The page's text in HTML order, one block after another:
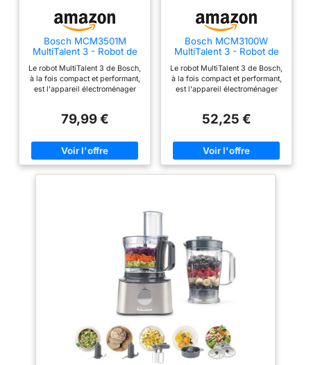
papillon, balance
intégrée, spatule et pieds
antidérapants.
Bosch MCM3501M
MultiTalent 3 - Robot de
Blender
Le robot MultiTalent 3 de Bosch,
à la fois compact et performant,
est l'appareil électroménager
recettes, même les plus
polyvalent : le robot est doté de
plus de 50 fonctions dont
fouetter, mélanger, battre, mixer,
MultiLevel6 doté de 3 doubles
lames La grande capacité du
bol de 2,3 L permet de préparer
jusqu'à 0,8 kg de pâte à gâteau
/ Mini-hachoir avec 4 lames
inox pour hacher des petites
quantités de viande Livraison : 1
x Bosch MultiTalent 3 robot de
cuisine / Robot multifonctions
pour réaliser plus de 50 tâches
différentes / Avec accessoires
de série / Couleur : Noir/Inox
brossé
79,99 €
Bosch MCM3100W
MultiTalent 3 - Robot de
Le robot MultiTalent 3 de Bosch,
à la fois compact et performant,
est l'appareil électroménager
recettes, même les plus
extrêmement compact le rend
adapté même aux cuisines les
plus petites / Installation facile
puissance de 800 W La grande
capacité du bol de 2,3 L permet
de préparer jusqu'à 0,8 kg de
pâte à gâteau ; Couteau
multifonctions inox et disque
réversible pour râper et émincer
Livraison : 1 x Bosch MultiTalent
3 robot de cuisine ; Robot
multifonctions pour réaliser plus
de 20 tâches différentes ; Avec
accessoires de série ; Couleur :
Blanc/Gris
52,25 €